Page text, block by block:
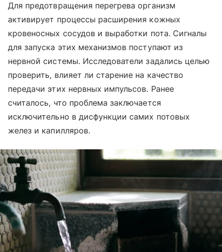
Для предотвращения перегрева организм
активирует процессы расширения кожных
кровеносных сосудов и выработки пота. Сигналы
для запуска этих механизмов поступают из
нервной системы. Исследователи задались целью
проверить, влияет ли старение на качество
передачи этих нервных импульсов. Ранее
считалось, что проблема заключается
исключительно в дисфункции самих потовых
желез и капилляров.